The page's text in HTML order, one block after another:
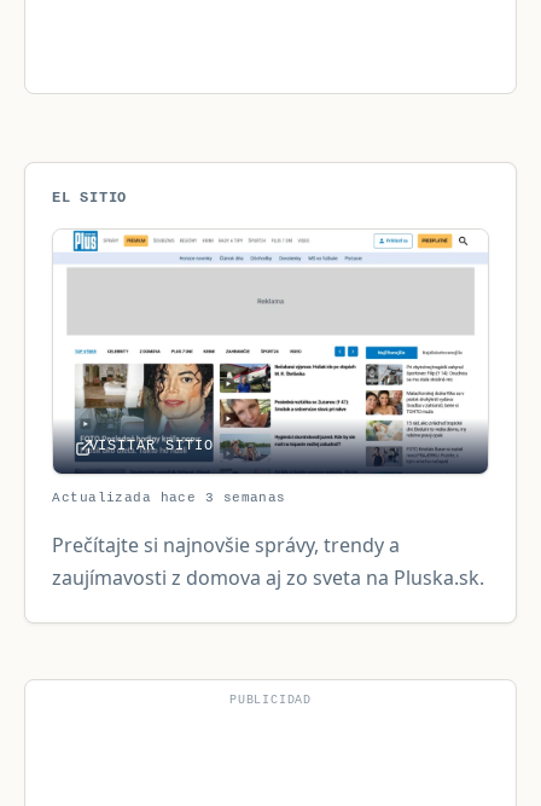
EL SITIO
VISITAR SITIO
Actualizada hace 3 semanas
Prečítajte si najnovšie správy, trendy a
zaujímavosti z domova aj zo sveta na Pluska.sk.
PUBLICIDAD